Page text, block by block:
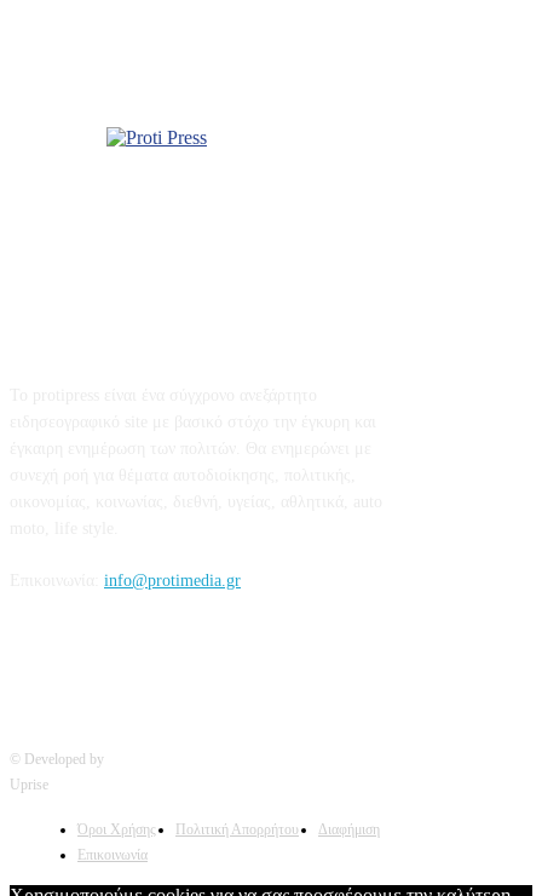
info@protimedia.gr
© Developed by
Uprise
Όροι Χρήσης Πολιτική Απορρήτου
Διαφήμιση
Επικοινωνία